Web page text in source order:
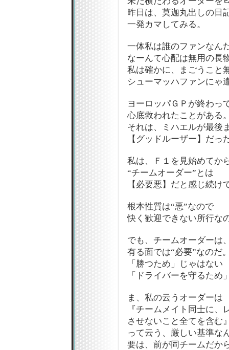
昨日は、莫迦丸出しの日
一発カマしてみる。
一体私は誰のファンなん
なーんて心配は無用の長
私は確かに、まごうこと
シューマッハファンにゃ
ヨーロッパＧＰが終わっ
心底救われたことがある
それは、ミハエルが最後
【グッドルーザー】だっ
私は、Ｆ１を見始めてか
“チームオーダー”とは
【必要悪】だと感じ続け
根本性質は“悪”なので
快く歓迎できない所行な
でも、チームオーダーは
有る面では“必要”なのだ
「勝つため」じゃはない
「ドライバーを守るため
ま、私の云うオーダーは
『チームメイト同士に、
させないこと全てを含む
って云う、厳しい基準な
要は、前が同チームだか